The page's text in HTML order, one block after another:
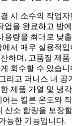
시 소수의 작업자
업을 완료하고 밤
용량을 최대로 낮
에서 매우 실용적
하며, 고품질 제
회수할 수 있습니
리고 퍼니스 내 공
제품 가열 및 냉
는 킬른 온도와
산소 함량을 보장
능한 기능입니다.